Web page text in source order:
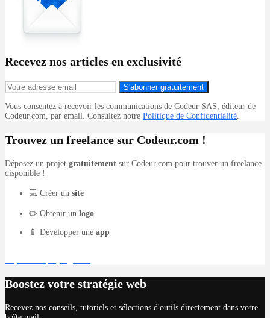
Recevez nos articles en exclusivité
S'abonner gratuitement
Vous consentez à recevoir les communications de Codeur SAS, éditeur de
Codeur.com, par email. Consultez notre Politique de Confidentialité
Trouvez un freelance sur Codeur.com !
Déposez un projet gratuitement sur Codeur.com pour trouver un freelance
disponible !
💻 Créer un site
✏️ Obtenir un logo
📱 Développer une app
Boostez votre stratégie web
Recevez nos conseils, tutoriels et sélections d'outils directement dans votre